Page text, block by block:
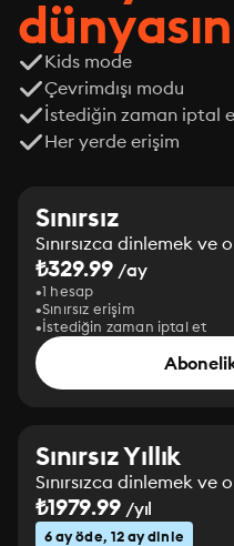
Kids mode
Çevrimdışı modu
İstediğin zaman iptal
Her yerde erişim
Sınırsız
Sınırsızca dinlemek
₺329.99 /ay
1 hesap
Sınırsız erişim
İstediğin zaman iptal et
Sınırsız Yıllık
Sınırsızca dinlemek
₺1979.99/yıl
6 ay öde, 12 ay dinle